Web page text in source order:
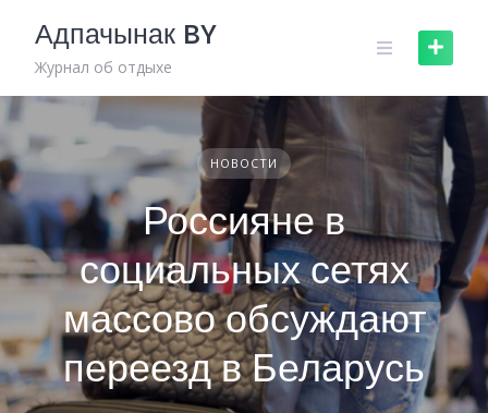
content
Адпачынак BY
Журнал об отдыхе
НОВОСТИ
Россияне в
социальных сетях
массово обсуждают
переезд в Беларусь